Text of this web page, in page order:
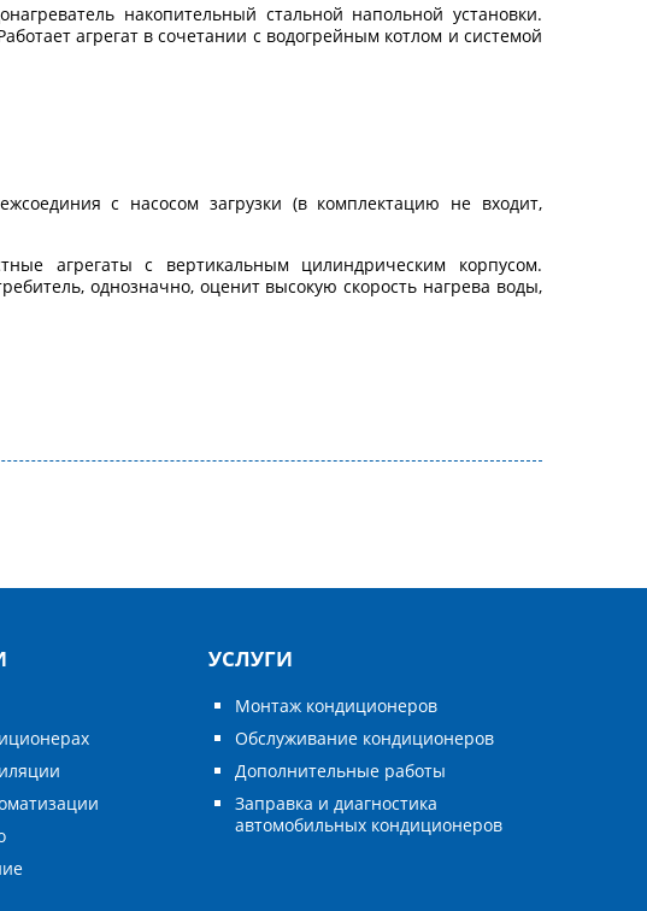
накопительный стальной напольной установки.
агрегат в сочетании с водогрейным котлом и системой
с насосом загрузки (в комплектацию не входит,
агрегаты с вертикальным цилиндрическим корпусом.
однозначно, оценит высокую скорость нагрева воды,
УСЛУГИ
Монтаж кондиционеров
Обслуживание кондиционеров
Дополнительные работы
Заправка и диагностика
автомобильных кондиционеров